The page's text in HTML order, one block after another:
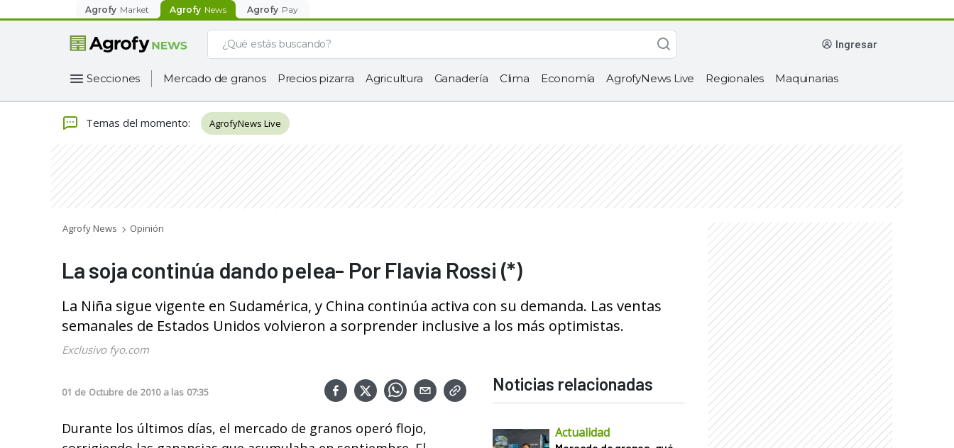
Agrofy Market Agrofy News Agrofy Pay
ingresar
Secciones Mercado de granos Precios pizarra Agricultura Ganadería Clima Economía AgrofyNews Live Regionales Maquinarias
Temas del momento: AgrofyNews Live
Agrofy News Opinión
La soja continúa dando pelea- Por Flavia Rossi (*)
La Niña sigue vigente en Sudamérica, y China continúa activa con su demanda. Las ventas
semanales de Estados Unidos volvieron a sorprender inclusive a los más optimistas.
Exclusivo fyo.com
01 de Octubre de 2010 a las 07:35
Durante los últimos días, el mercado de granos operó flojo,
Noticias relacionadas
Actualidad